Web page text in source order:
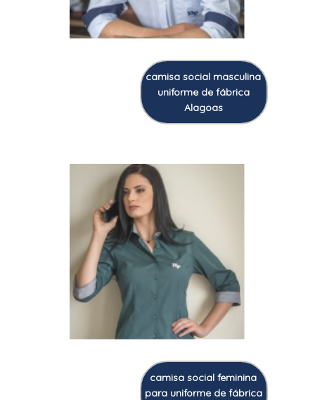
camisa social masculina
uniforme de fábrica
Alagoas
camisa social feminina
para uniforme de fábrica